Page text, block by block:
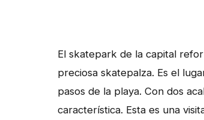
El skatepark de la capital
preciosa skatepalza. Es el
pasos de la playa. Con dos
característica. Esta es una